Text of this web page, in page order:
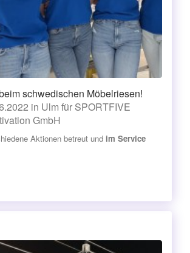
schwedischen Möbelriesen!
in Ulm für SPORTFIVE
GmbH
Aktionen betreut und im Service